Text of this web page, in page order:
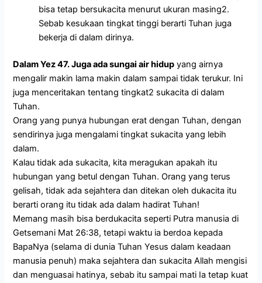
bisa tetap bersukacita menurut ukuran masing2.
Sebab kesukaan tingkat tinggi berarti Tuhan juga
bekerja di dalam dirinya.
Dalam Yez 47. Juga ada sungai air hidup yang airnya
mengalir makin lama makin dalam sampai tidak terukur. Ini
juga menceritakan tentang tingkat2 sukacita di dalam
Tuhan.
Orang yang punya hubungan erat dengan Tuhan, dengan
sendirinya juga mengalami tingkat sukacita yang lebih
dalam.
Kalau tidak ada sukacita, kita meragukan apakah itu
hubungan yang betul dengan Tuhan. Orang yang terus
gelisah, tidak ada sejahtera dan ditekan oleh dukacita itu
berarti orang itu tidak ada dalam hadirat Tuhan!
Memang masih bisa berdukacita seperti Putra manusia di
Getsemani Mat 26:38, tetapi waktu ia berdoa kepada
BapaNya (selama di dunia Tuhan Yesus dalam keadaan
manusia penuh) maka sejahtera dan sukacita Allah mengisi
dan menguasai hatinya, sebab itu sampai mati Ia tetap kuat